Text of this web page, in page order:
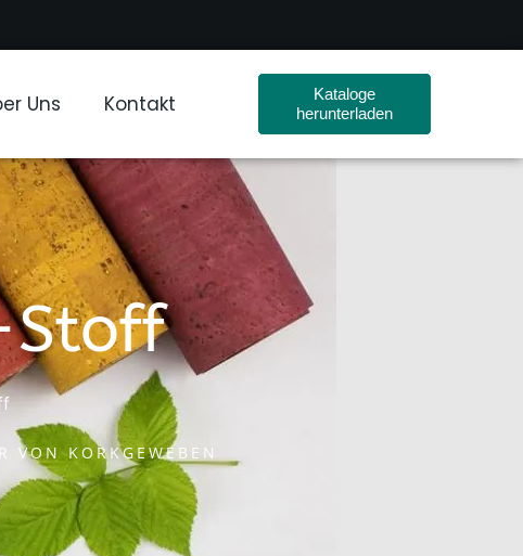
Uns Kontakt
Kataloge
herunterladen
Stoff
VON KORKGEWEBEN